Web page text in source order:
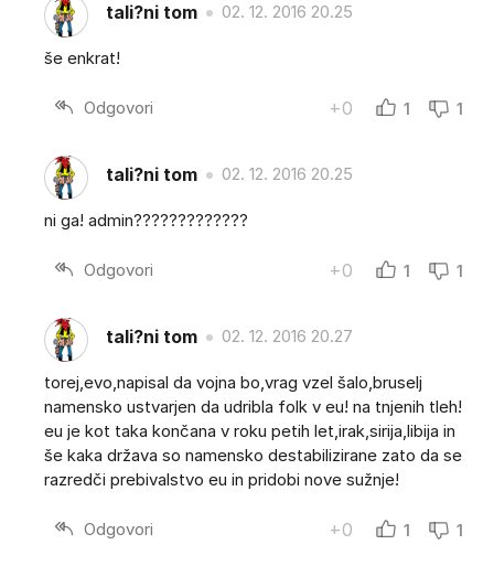
tali?ni tom 02. 12. 2016 20.25
še enkrat!
Odgovori +0 1 1
tali?ni tom 02. 12. 2016 20.25
ni ga! admin?????????????
Odgovori +0 1 1
tali?ni tom 02. 12. 2016 20.27
torej,evo,napisal da vojna bo,vrag vzel šalo,bruselj
namensko ustvarjen da udribla folk v eu! na tnjenih tleh!
eu je kot taka končana v roku petih let,irak,sirija,libija in
še kaka država so namensko destabilizirane zato da se
razredči prebivalstvo eu in pridobi nove sužnje!
Odgovori +0 1 1